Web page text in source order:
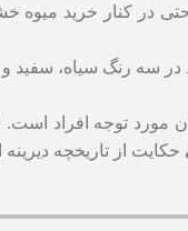
در کنار خرید میوه
در سه رنگ سیاه،
توجه افراد است.
حکایت از تاریخچه